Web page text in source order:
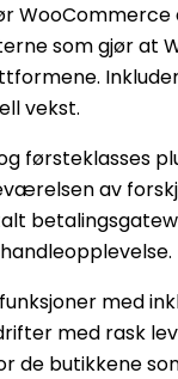
som gjør at
vekst.
førsteklasses
av
med
med rask
de butikkene